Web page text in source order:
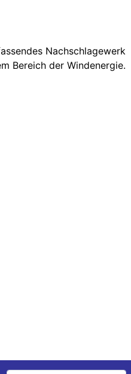
Nachschlage­werk
Bereich der Wind­energie.